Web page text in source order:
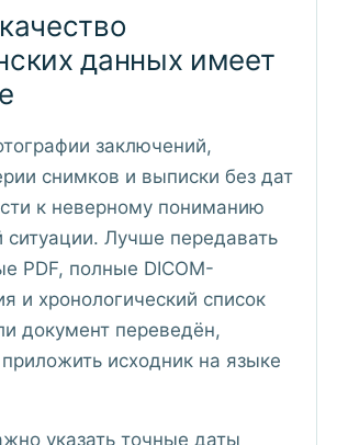
данных имеет
заключений,
снимков и выписки без дат
к неверному пониманию
ситуации. Лучше передавать
PDF, полные DICOM-
и хронологический список
документ переведён,
исходник на языке
указать точные даты